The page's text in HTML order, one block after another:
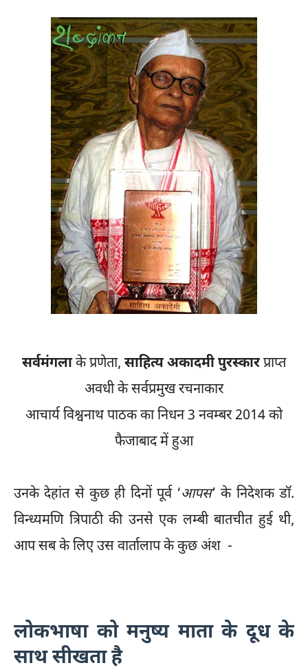
सर्वमंगलाके प्रणेता, साहित्य अकादमी पुरस्कारप्राप्त
अवधी के सर्वप्रमुख रचनाकार
आचार्य विश्वनाथ पाठक का निधन 3 नवम्बर 2014 को
फैजाबाद में हुआ
उनके देहांत से कुछ ही दिनों पूर्व ‘आपस’ के निदेशक डॉ.
विन्ध्यमणि त्रिपाठी की उनसे एक लम्बी बातचीत हुई थी,
आप सब के लिए उस वार्तालाप के कुछ अंश -
लोकभाषा को मनुष्य माता के दूध के
साथ सीखता है